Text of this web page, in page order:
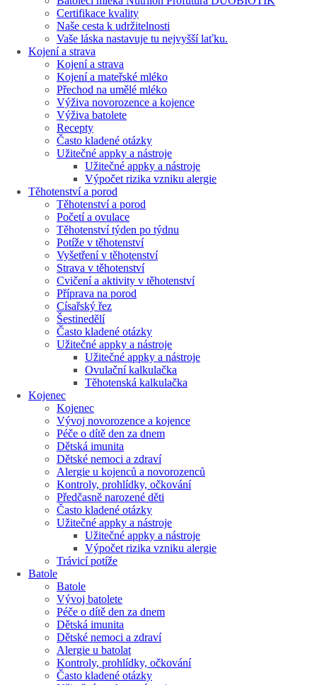
Certifikace kvality
Naše cesta k udržitelnosti
Vaše láska nastavuje tu nejvyšší laťku.
Kojení a strava
Kojení a strava
Kojení a mateřské mléko
Přechod na umělé mléko
Výživa novorozence a kojence
Výživa batolete
Recepty
Často kladené otázky
Užitečné appky a nástroje
Užitečné appky a nástroje
Výpočet rizika vzniku alergie
Těhotenství a porod
Těhotenství a porod
Početí a ovulace
Těhotenství týden po týdnu
Potíže v těhotenství
Vyšetření v těhotenství
Strava v těhotenství
Cvičení a aktivity v těhotenství
Příprava na porod
Císařský řez
Šestinedělí
Často kladené otázky
Užitečné appky a nástroje
Užitečné appky a nástroje
Ovulační kalkulačka
Těhotenská kalkulačka
Kojenec
Kojenec
Vývoj novorozence a kojence
Péče o dítě den za dnem
Dětská imunita
Dětské nemoci a zdraví
Alergie u kojenců a novorozenců
Kontroly, prohlídky, očkování
Předčasně narozené děti
Často kladené otázky
Užitečné appky a nástroje
Užitečné appky a nástroje
Výpočet rizika vzniku alergie
Trávicí potíže
Batole
Batole
Vývoj batolete
Péče o dítě den za dnem
Dětská imunita
Dětské nemoci a zdraví
Alergie u batolat
Kontroly, prohlídky, očkování
Často kladené otázky